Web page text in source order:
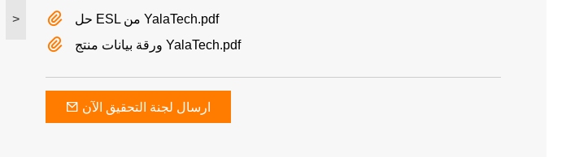
>
حل ESL من YalaTech.pdf
ورقة بيانات منتج YalaTech.pdf
ارسال لجنة التحقيق الآن